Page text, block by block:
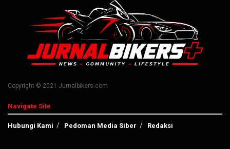
Copyright © 2021 Jurnalbikers.com
Navigate Site
Hubungi Kami Pedoman Media Siber Redaksi